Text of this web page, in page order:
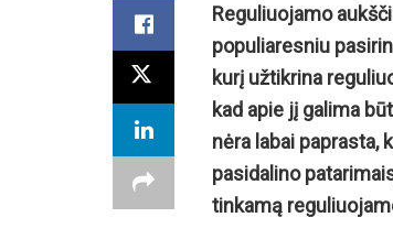
Reguliuojamo
populiaresniu
kurį užtikrina
kad apie jį galima
nėra labai paprasta,
pasidalino
tinkamą